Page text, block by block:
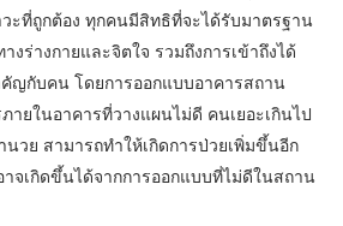
ะที่ถูกต้อง ทุกคนมีสิทธิที่จะได้รับมาตรฐาน
ร่างกายและจิตใจ รวมถึงการเข้าถึงได้
ญกับคน โดยการออกแบบอาคารสถาน
ายในอาคารที่วางแผนไม่ดี คนเยอะเกินไป
วย สามารถทำให้เกิดการป่วยเพิ่มขึ้นอีก
จเกิดขึ้นได้จากการออกแบบที่ไม่ดีในสถาน